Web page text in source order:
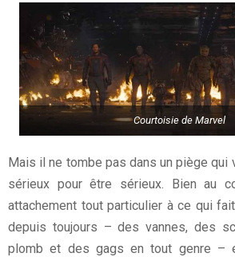
Courtoisie de Marvel
Mais il ne tombe pas dans un piège qui
sérieux pour être sérieux. Bien au
attachement tout particulier à ce qui
depuis toujours – des vannes, des
plomb et des gags en tout genre –